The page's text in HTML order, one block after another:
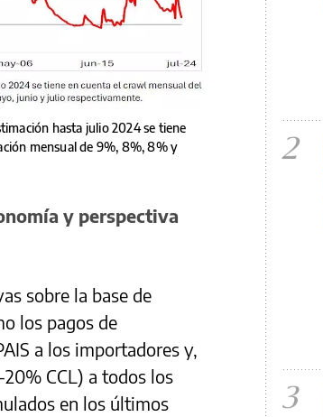
hasta julio 2024 se tiene
mensual de 9%, 8%, 8% y
y perspectiva
sobre la base de
los pagos de
a los importadores y,
CCL) a todos los
en los últimos
2
3